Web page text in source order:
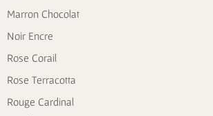
Marron Chocolat
Noir Encre
Rose Corail
Rose Terracotta
Rouge Cardinal